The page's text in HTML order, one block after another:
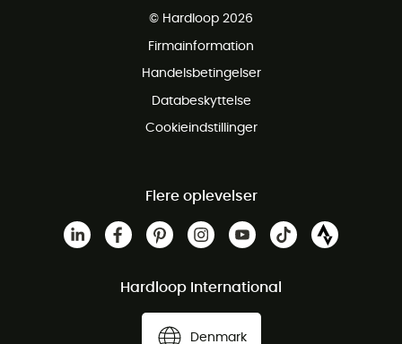
© Hardloop 2026
Firmainformation
Handelsbetingelser
Databeskyttelse
Cookieindstillinger
Flere oplevelser
Hardloop International
Denmark